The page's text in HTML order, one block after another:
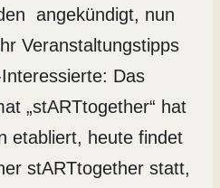
angekündigt, nun
Veranstaltungstipps
Das
„stARTtogether“ hat
etabliert, heute findet
stARTtogether statt,